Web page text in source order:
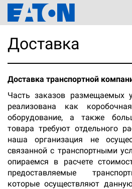
Доставка
Доставка транспортной
Часть заказов
реализована как
оборудование, а также
товара требуют отдельного
наша организация не
связанной с транспортными
опираемся в расчете
предоставляемые
которые осуществляют